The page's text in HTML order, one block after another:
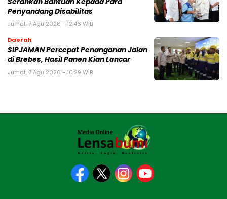
Penyandang Disabilitas
Jumat, 7 Agu 2026 - 12:46 WIB
Daerah
SIPJAMAN Percepat Penanganan Jalan
di Brebes, Hasil Panen Kian Lancar
Jumat, 7 Agu 2026 - 10:29 WIB